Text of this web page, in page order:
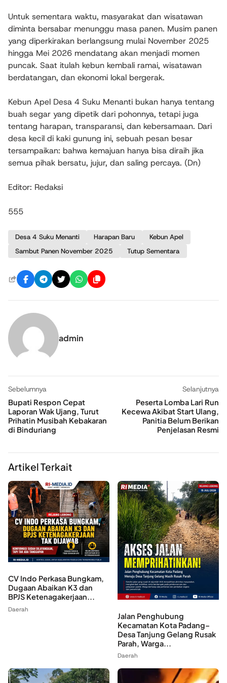
Untuk sementara waktu, masyarakat dan wisatawan
diminta bersabar menunggu masa panen. Musim panen
yang diperkirakan berlangsung mulai November 2025
hingga Mei 2026 mendatang akan menjadi momen
puncak. Saat itulah kebun kembali ramai, wisatawan
berdatangan, dan ekonomi lokal bergerak.
Kebun Apel Desa 4 Suku Menanti bukan hanya tentang
buah segar yang dipetik dari pohonnya, tetapi juga
tentang harapan, transparansi, dan kebersamaan. Dari
desa kecil di kaki gunung ini, sebuah pesan besar
tersampaikan: bahwa kemajuan hanya bisa diraih jika
semua pihak bersatu, jujur, dan saling percaya. (Dn)
Editor: Redaksi
555
Desa 4 Suku Menanti Harapan Baru
Kebun Apel
Sambut Panen November 2025
Tutup Sementara
admin
Sebelumnya
Bupati Respon Cepat
Laporan Wak Ujang, Turut
Prihatin Musibah Kebakaran
di Binduriang
Selanjutnya
Peserta Lomba Lari Run
Kecewa Akibat Start Ulang,
Panitia Belum Berikan
Penjelasan Resmi
Artikel Terkait
CV Indo Perkasa Bungkam,
Dugaan Abaikan K3 dan
BPJS Ketenagakerjaan...
Daerah
Jalan Penghubung
Kecamatan Kota Padang–
Desa Tanjung Gelang Rusak
Parah, Warga...
Daerah